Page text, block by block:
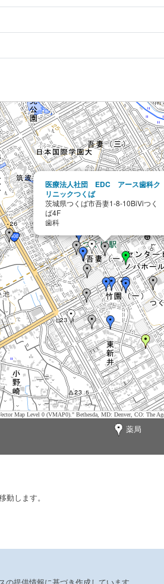
医療法人社団 EDC アース歯科ク
リニックつくば
茨城県つくば市吾妻1-8-10BiViつく
ば4F
歯科
Map Level 0 (VMAP0)." Bethesda, MD: Denver, CO: The
薬局
動します。